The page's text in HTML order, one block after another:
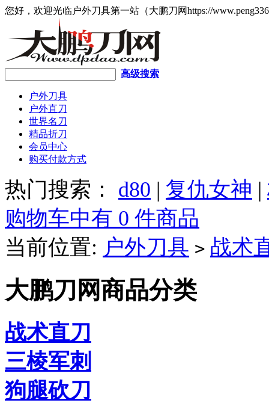
您好，欢迎光临户外刀具第一站（大鹏刀网https://
高级搜索
户外刀具
户外直刀
世界名刀
精品折刀
会员中心
购买付款方式
热门搜索： d80 | 复仇女神 |
购物车中有 0 件商品
当前位置: 户外刀具 > 战术
大鹏刀网商品分类
战术直刀
三棱军刺
狗腿砍刀